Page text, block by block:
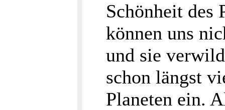
Schönheit des
können uns
und sie
schon längst
Planeten ein.